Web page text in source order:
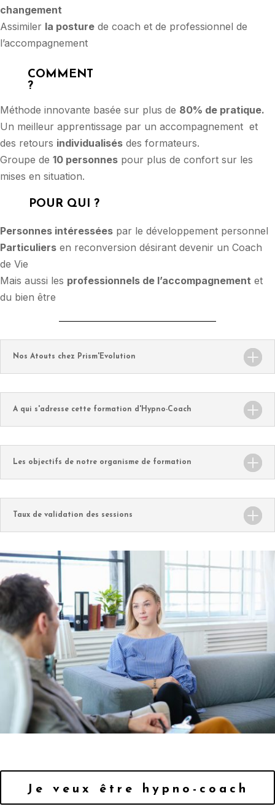
changement
Assimiler la posture de coach et de professionnel de
l’accompagnement
COMMENT
?
Méthode innovante basée sur plus de 80% de pratique.
Un meilleur apprentissage par un accompagnement et
des retours individualisés des formateurs.
Groupe de 10 personnes pour plus de confort sur les
mises en situation.
POUR QUI ?
Personnes intéressées par le développement personnel
Particuliers en reconversion désirant devenir un Coach
de Vie
Mais aussi les professionnels de l’accompagnement et
du bien être
Nos Atouts chez Prism'Evolution
A qui s'adresse cette formation d'Hypno-Coach
Les objectifs de notre organisme de formation
Taux de validation des sessions
Je veux être hypno-coach